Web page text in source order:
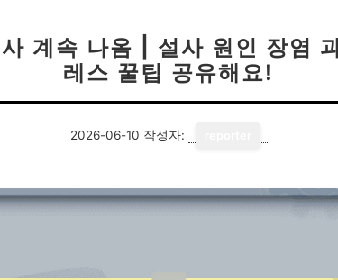
계속 나옴 | 설사 원인 장염
레스 꿀팁 공유해요!
2026-06-10 작성자: